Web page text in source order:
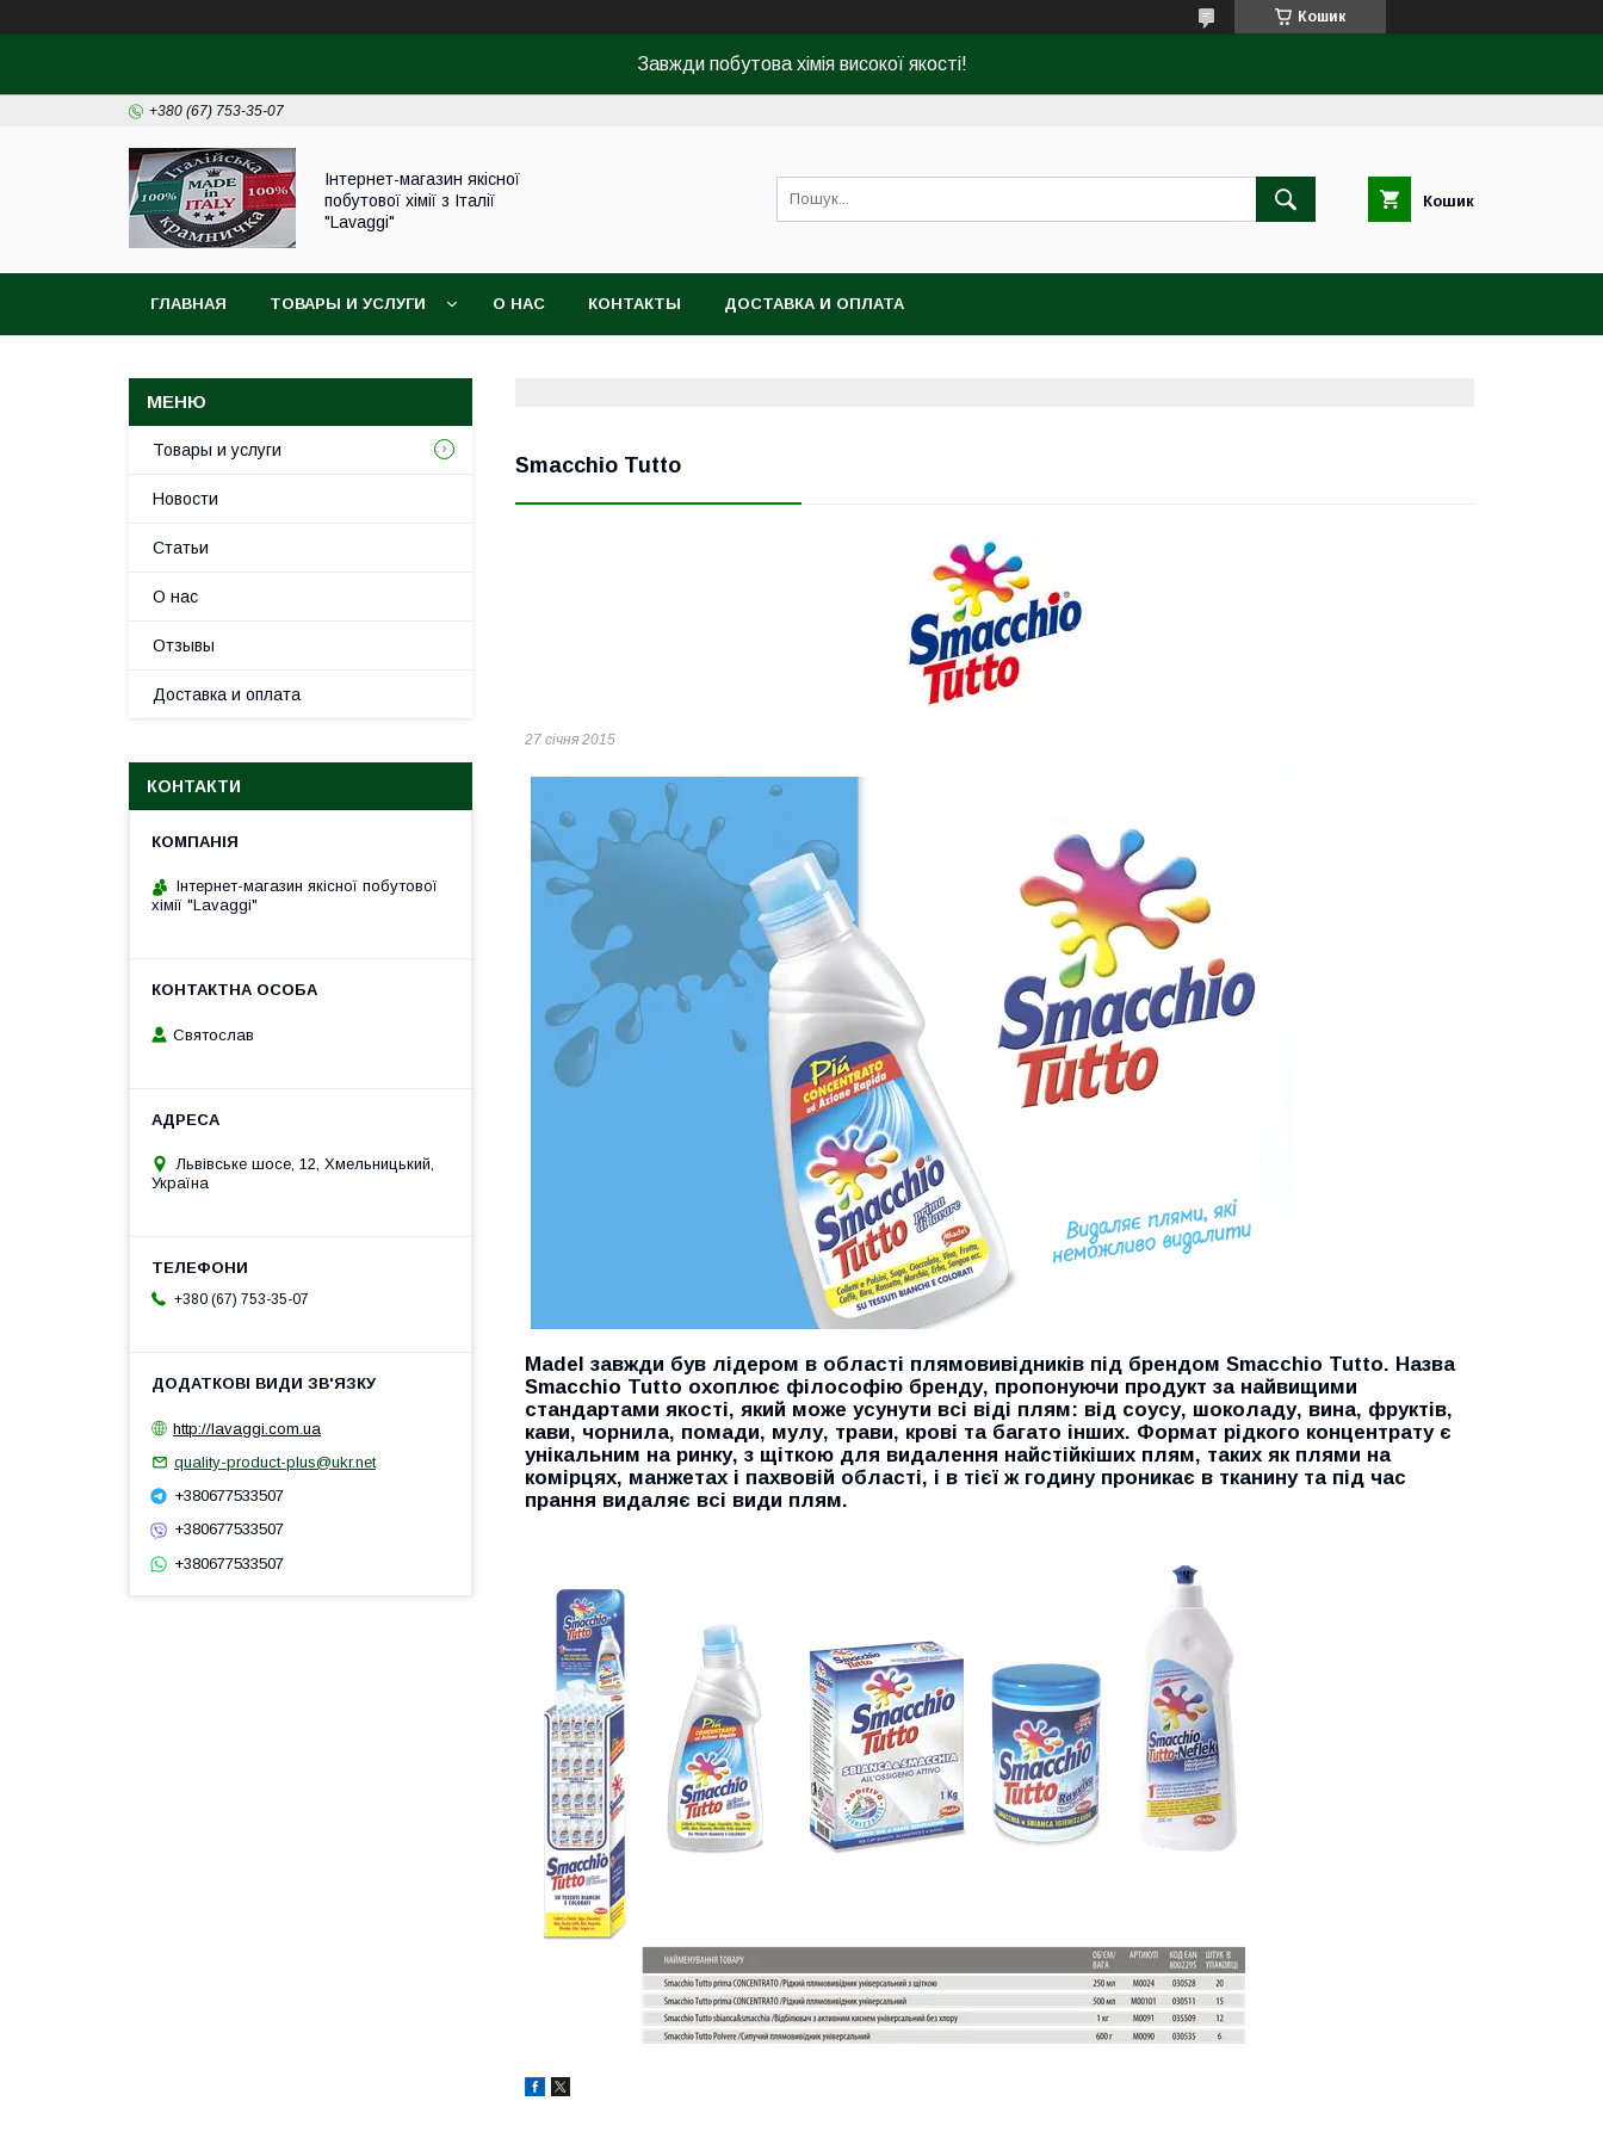
Кошик
Завжди побутова хімія високої якості!
+380 (67) 753-35-07
Інтернет-магазин якісної
побутової хімії з Італії
"Lavaggi"
Кошик
ГЛАВНАЯ ТОВАРЫ И УСЛУГИ О НАС КОНТАКТЫ ДОСТАВКА И ОПЛАТА
Smacchio Tutto
27 січня 2015
Madel завжди був лідером в області плямовивідників під брендом Smacchio Tutto. Назва
Smacchio Tutto охоплює філософію бренду, пропонуючи продукт за найвищими
стандартами якості, який може усунути всі віді плям: від соусу, шоколаду, вина, фруктів,
кави, чорнила, помади, мулу, трави, крові та багато інших. Формат рідкого концентрату є
унікальним на ринку, з щіткою для видалення найстійкіших плям, таких як плями на
комірцях, манжетах і пахвовій області, і в тієї ж годину проникає в тканину та під час
прання видаляє всі види плям.
Товары и услуги
Новости
Статьи
О нас
Отзывы
Доставка и оплата
КОНТАКТИ
Інтернет-магазин якісної побутової
хімії "Lavaggi"
Святослав
Львівське шосе, 12, Хмельницький,
Україна
+380 (67) 753-35-07
http://lavaggi.com.ua
quality-product-plus@ukr.net
+380677533507
+380677533507
+380677533507